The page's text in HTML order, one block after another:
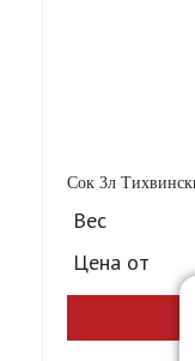
Сок 3л
Вес
Цена от